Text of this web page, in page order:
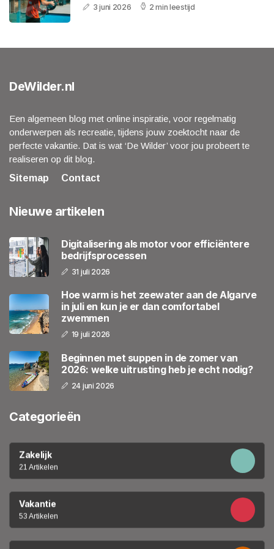
3 juni 2026 2 min leestijd
DeWilder.nl
Een algemeen blog met online inspiratie, voor regelmatig
onderwerpen als recreatie, tijdens jouw zoektocht naar de
perfecte vakantie. Dat is wat ‘De Wilder’ voor jou probeert te
realiseren op dit blog.
Sitemap
Contact
Nieuwe artikelen
Digitalisering als motor voor efficiëntere
bedrijfsprocessen
31 juli 2026
Hoe warm is het zeewater aan de Algarve
in juli en kun je er dan comfortabel
zwemmen
19 juli 2026
Beginnen met suppen in de zomer van
2026: welke uitrusting heb je echt nodig?
24 juni 2026
Categorieën
Zakelijk
21 Artikelen
Vakantie
53 Artikelen